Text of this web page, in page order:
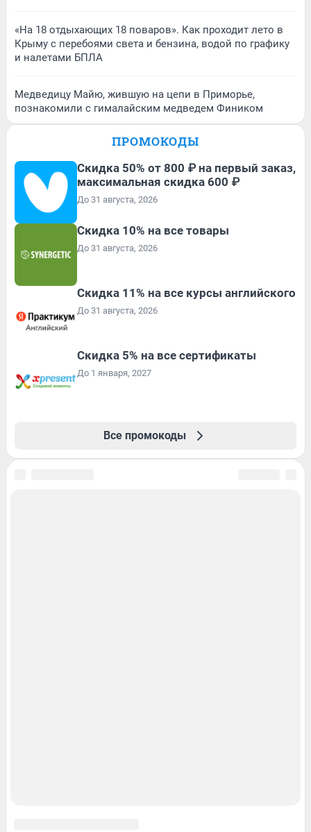
«На 18 отдыхающих 18 поваров». Как проходит лето в
Крыму с перебоями света и бензина, водой по графику
и налетами БПЛА
Медведицу Майю, жившую на цепи в Приморье,
познакомили с гималайским медведем Фиником
ПРОМОКОДЫ
Скидка 50% от 800 ₽ на первый заказ,
максимальная скидка 600 ₽
До 31 августа, 2026
Скидка 10% на все товары
До 31 августа, 2026
Скидка 11% на все курсы английского
До 31 августа, 2026
Скидка 5% на все сертификаты
До 1 января, 2027
Все промокоды